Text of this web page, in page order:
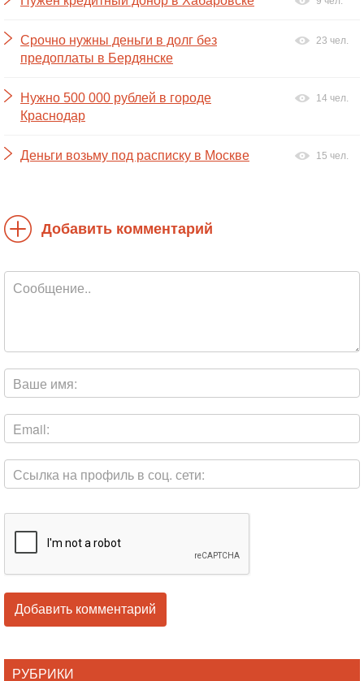
Срочно нужны деньги в долг без
предоплаты в Бердянске
23 чел.
Нужно 500 000 рублей в городе
Краснодар
14 чел.
Деньги возьму под расписку в Москве 15 чел.
Добавить комментарий
РУБРИКИ